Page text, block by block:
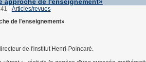
-Articles/revues
de l'enseignement»
de l'Institut Henri-Poincaré.